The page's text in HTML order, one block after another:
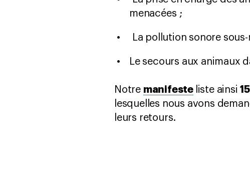
menacées ;
La pollution sonore
Le secours aux animaux
Notre manifeste liste ainsi
lesquelles nous avons
leurs retours.